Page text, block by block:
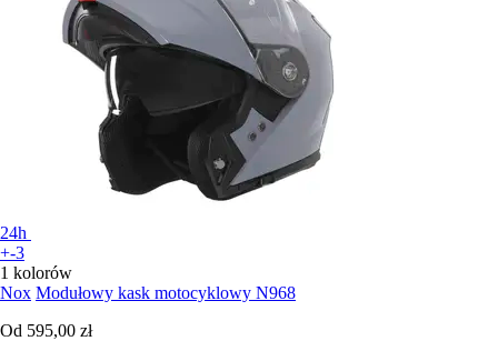
24h
+-3
1 kolorów
Nox Modułowy kask motocyklowy N968
Od 595,00 zł